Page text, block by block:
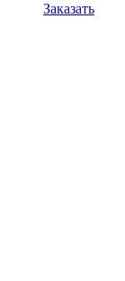
Заказать